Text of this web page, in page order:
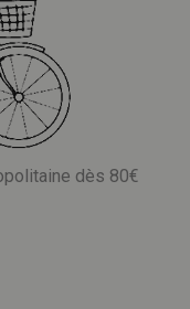
dès 80€